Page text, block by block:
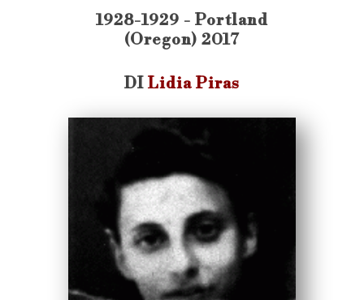
1928-1929 - Portland
(Oregon) 2017
DI Lidia Piras